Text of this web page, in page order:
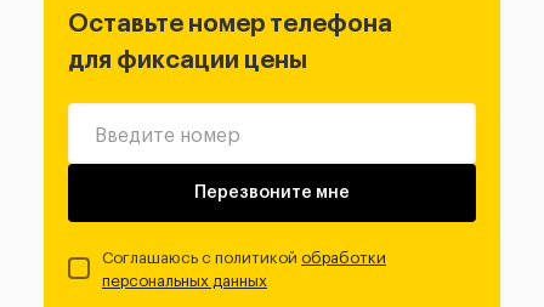
Оставьте номер телефона
для фиксации цены
Введите номер
Перезвоните мне
Соглашаюсь с политикой обработки
персональных данных